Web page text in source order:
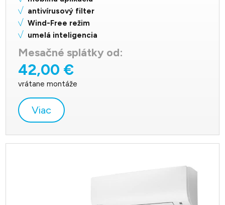
antivírusový filter
Wind-Free režim
umelá inteligencia
Mesačné splátky od:
42,00 €
vrátane montáže
Viac